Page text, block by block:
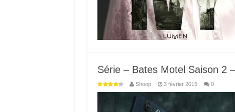
Série – Bates Motel Saison 2
Shoop 3 février 2015 0